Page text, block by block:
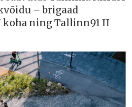
– brigaad
ning Tallinn91 II